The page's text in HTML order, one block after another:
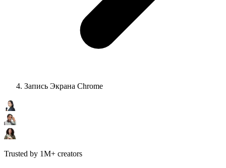
Запись Экрана Chrome
Trusted by 1M+ creators